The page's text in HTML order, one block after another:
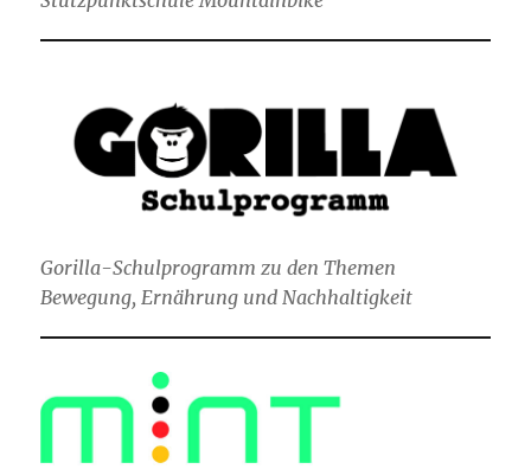
Gorilla-Schulprogramm zu den Themen
Bewegung, Ernährung und Nachhaltigkeit